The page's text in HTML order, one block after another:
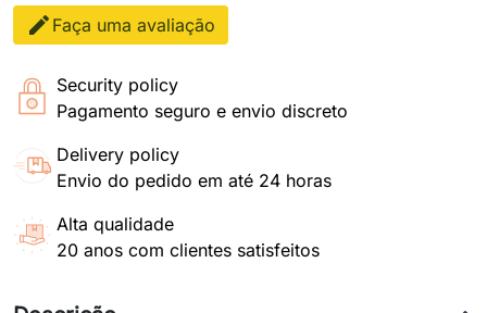
Faça uma avaliação
Security policy
Pagamento seguro e envio discreto
Delivery policy
Envio do pedido em até 24 horas
Alta qualidade
20 anos com clientes satisfeitos